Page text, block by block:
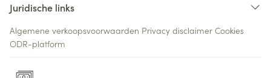
Juridische links
Algemene verkoopsvoorwaarden Privacy disclaimer Cookies
ODR-platform